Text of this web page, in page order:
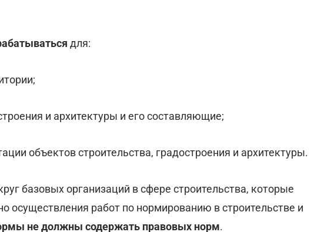
для:
и архитектуры и его составляющие;
объектов строительства, градостроения и архитектуры.
базовых организаций в сфере строительства, которые
осуществления работ по нормированию в строительстве и
не должны содержать правовых норм.